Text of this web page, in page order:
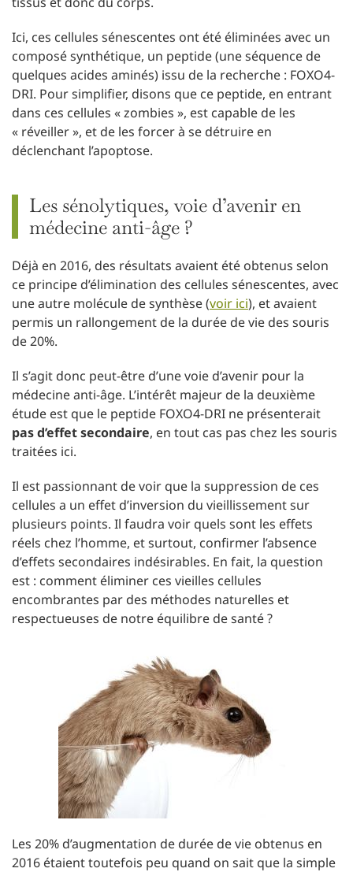
Ici, ces cellules sénescentes ont été éliminées avec un
composé synthétique, un peptide (une séquence de
quelques acides aminés) issu de la recherche : FOXO4-
DRI. Pour simplifier, disons que ce peptide, en entrant
dans ces cellules « zombies », est capable de les
« réveiller », et de les forcer à se détruire en
déclenchant l’apoptose.
Les sénolytiques, voie d’avenir en
médecine anti-âge ?
Déjà en 2016, des résultats avaient été obtenus selon
ce principe d’élimination des cellules sénescentes, avec
une autre molécule de synthèse (voir ici), et avaient
permis un rallongement de la durée de vie des souris
de 20%.
Il s’agit donc peut-être d’une voie d’avenir pour la
médecine anti-âge. L’intérêt majeur de la deuxième
étude est que le peptide FOXO4-DRI ne présenterait
pas d’effet secondaire, en tout cas pas chez les souris
traitées ici.
Il est passionnant de voir que la suppression de ces
cellules a un effet d’inversion du vieillissement sur
plusieurs points. Il faudra voir quels sont les effets
réels chez l’homme, et surtout, confirmer l’absence
d’effets secondaires indésirables. En fait, la question
est : comment éliminer ces vieilles cellules
encombrantes par des méthodes naturelles et
respectueuses de notre équilibre de santé ?
Les 20% d’augmentation de durée de vie obtenus en
2016 étaient toutefois peu quand on sait que la simple